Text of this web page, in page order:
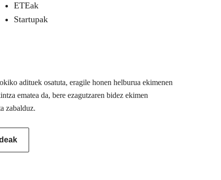
ETEak
Startupak
adituek osatuta, eragile honen helburua ekimenen
ematea da, bere ezagutzaren bidez ekimen
zabalduz.